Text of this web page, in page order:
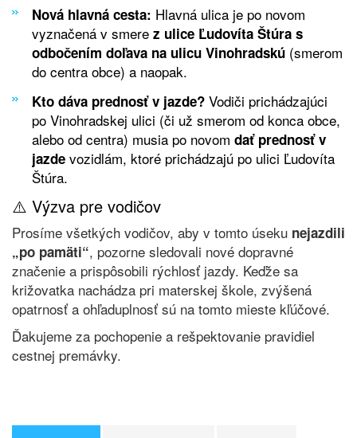
Nová hlavná cesta: Hlavná ulica je po novom
vyznačená v smere z ulice Ľudovíta Štúra s
odbočením doľava na ulicu Vinohradskú (smerom
do centra obce) a naopak.
Kto dáva prednosť v jazde? Vodiči prichádzajúci
po Vinohradskej ulici (či už smerom od konca obce,
alebo od centra) musia po novom dať prednosť v
jazde vozidlám, ktoré prichádzajú po ulici Ľudovíta
Štúra.
⚠️ Výzva pre vodičov
Prosíme všetkých vodičov, aby v tomto úseku nejazdili
„po pamäti“, pozorne sledovali nové dopravné
značenie a prispôsobili rýchlosť jazdy. Keďže sa
križovatka nachádza pri materskej škole, zvýšená
opatrnosť a ohľaduplnosť sú na tomto mieste kľúčové.
Ďakujeme za pochopenie a rešpektovanie pravidiel
cestnej premávky.